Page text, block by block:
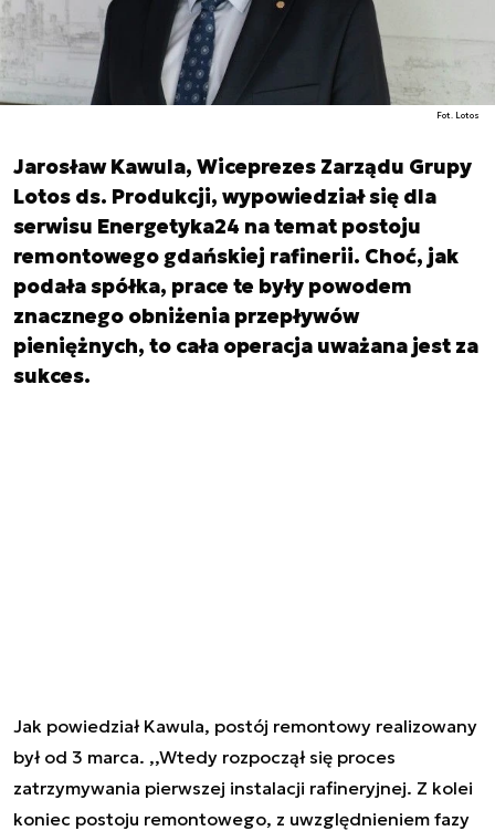
Fot. Lotos
Jarosław Kawula, Wiceprezes Zarządu Grupy
Lotos ds. Produkcji, wypowiedział się dla
serwisu Energetyka24 na temat postoju
remontowego gdańskiej rafinerii. Choć, jak
podała spółka, prace te były powodem
znacznego obniżenia przepływów
pieniężnych, to cała operacja uważana jest za
sukces.
Jak powiedział Kawula, postój remontowy realizowany
był od 3 marca. ,,Wtedy rozpoczął się proces
zatrzymywania pierwszej instalacji rafineryjnej. Z kolei
koniec postoju remontowego, z uwzględnieniem fazy